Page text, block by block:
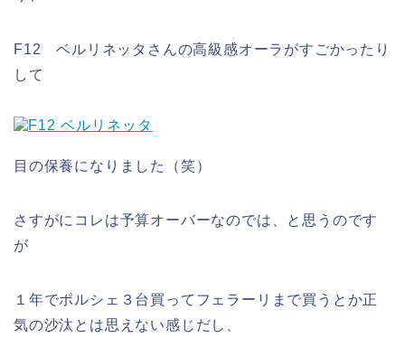
F12 ベルリネッタさんの高級感オーラがすごかったり
して
目の保養になりました（笑）
さすがにコレは予算オーバーなのでは、と思うのです
が
１年でポルシェ３台買ってフェラーリまで買うとか正
気の沙汰とは思えない感じだし、